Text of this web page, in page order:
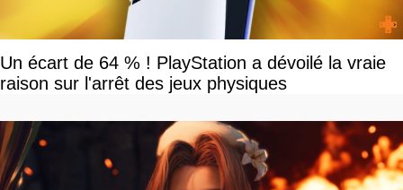
Un écart de 64 % ! PlayStation a dévoilé la vraie
raison sur l'arrêt des jeux physiques